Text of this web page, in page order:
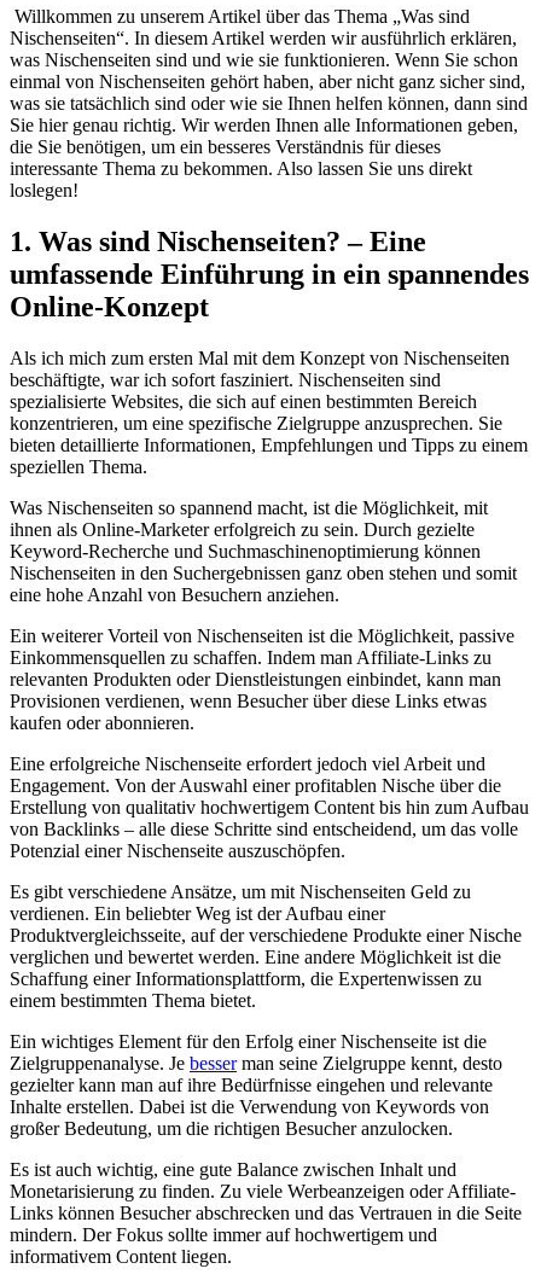
⁢ Willkommen zu unserem Artikel ⁣über ⁢das Thema „Was​ sind
⁢Nischenseiten“. In diesem Artikel werden ‌wir ausführlich erklären,⁣
was ⁢Nischenseiten ⁣sind und wie⁢ sie funktionieren. Wenn ⁣Sie schon
einmal von Nischenseiten gehört ⁤haben, ‍aber nicht ‍ganz sicher sind,
was sie tatsächlich sind⁢ oder wie sie​ Ihnen helfen können, dann sind⁤
Sie hier genau richtig. Wir werden Ihnen alle Informationen geben,
die Sie​ benötigen, um ‍ein besseres Verständnis​ für ⁣dieses
interessante ​Thema zu bekommen. Also lassen Sie uns direkt
‌loslegen!
1. Was sind Nischenseiten? – ‌Eine
umfassende Einführung in ein spannendes
Online-Konzept
Als ⁤ich mich zum ersten Mal‌ mit dem Konzept von⁣ Nischenseiten
beschäftigte, war ich sofort fasziniert. Nischenseiten sind
⁢spezialisierte⁢ Websites, die sich auf ⁣einen bestimmten‌ Bereich
konzentrieren, um ⁤eine spezifische Zielgruppe⁢ anzusprechen. Sie
bieten⁤ detaillierte Informationen, Empfehlungen ⁣und Tipps zu einem
speziellen Thema.
Was Nischenseiten so spannend macht, ist die ⁤Möglichkeit, mit
ihnen ⁢als⁤ Online-Marketer⁣ erfolgreich‍ zu sein. Durch gezielte
Keyword-Recherche‍ und Suchmaschinenoptimierung können
⁣Nischenseiten⁢ in ​den ‍Suchergebnissen ganz oben‌ stehen⁢ und somit
eine hohe Anzahl von Besuchern ⁢anziehen.
Ein weiterer⁢ Vorteil‍ von Nischenseiten‍ ist die Möglichkeit, passive‌
Einkommensquellen⁢ zu schaffen. ⁤Indem man Affiliate-Links zu
relevanten ​Produkten oder‌ Dienstleistungen einbindet, kann man
Provisionen verdienen,⁤ wenn Besucher​ über diese⁣ Links‌ etwas
kaufen oder abonnieren.
Eine erfolgreiche Nischenseite ⁣erfordert ⁢jedoch‍ viel Arbeit und
Engagement. Von der Auswahl einer profitablen⁢ Nische‍ über die
Erstellung von qualitativ hochwertigem ⁢Content⁢ bis⁤ hin zum Aufbau
⁤von ⁢Backlinks – alle diese Schritte‌ sind entscheidend, um das volle
⁢Potenzial ⁣einer Nischenseite auszuschöpfen.
Es gibt ​verschiedene​ Ansätze, um‌ mit Nischenseiten⁣ Geld zu
verdienen. Ein beliebter‌ Weg ist ⁣der Aufbau⁤ einer
Produktvergleichsseite,⁣ auf der verschiedene Produkte ⁢einer Nische
⁢verglichen​ und bewertet werden.⁣ Eine andere⁣ Möglichkeit ‌ist⁢ die
Schaffung​ einer Informationsplattform,‌ die Expertenwissen zu
einem ​bestimmten Thema bietet.
Ein ⁤wichtiges Element für‍ den Erfolg einer ‌Nischenseite ist die
Zielgruppenanalyse. Je besserman seine Zielgruppe ⁣kennt, desto
gezielter ​kann man auf ihre​ Bedürfnisse eingehen​ und relevante
Inhalte erstellen. Dabei ist die‌ Verwendung⁤ von ⁣Keywords‌ von
großer Bedeutung, ​um die richtigen Besucher ⁢anzulocken.
Es ist auch ‌wichtig, eine⁤ gute ‍Balance zwischen Inhalt und⁤
Monetarisierung ‍zu finden.​ Zu viele Werbeanzeigen‌ oder⁤ Affiliate-
Links ‍können Besucher abschrecken und⁢ das​ Vertrauen in⁤ die ​Seite
mindern. Der ‌Fokus sollte ​immer auf hochwertigem und
informativem Content liegen.